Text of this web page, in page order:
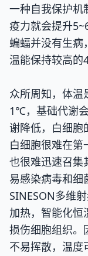
一种自我保护
疫力就会提升
蝙蝠并没有生病
温能保持较高的
众所周知，体温
1℃，基础代谢
谢降低，白细胞
白细胞很难在第
也很难迅速召集
易感染病毒和细
SINESON多维
加热，智能化恒
损伤细胞组织。
不易挥散，温度